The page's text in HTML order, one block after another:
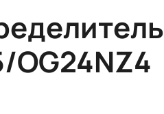
ОG24NZ4